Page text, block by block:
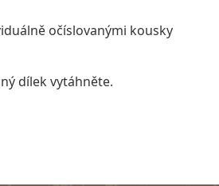
očíslovanými kousky
dílek vytáhněte.